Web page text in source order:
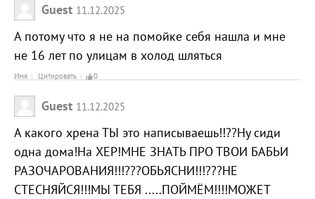
Guest 11.12.2025
А потому что я не на помойке себя нашла и мне
не 16 лет по улицам в холод шляться
Имя Цитировать 0
Guest 11.12.2025
А какого хрена ТЫ это написываешь!!??Ну сиди
одна дома!На ХЕР!МНЕ ЗНАТЬ ПРО ТВОИ БАБЬИ
РАЗОЧАРОВАНИЯ!!!???ОБЬЯСНИ!!!???НЕ
СТЕСНЯЙСЯ!!!МЫ ТЕБЯ .....ПОЙМЁМ!!!!МОЖЕТ